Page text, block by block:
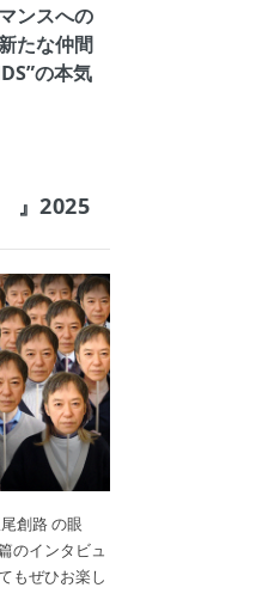
ンスへの
たな仲間
の本気
』2025
創路 の眼
のインタビュ
もぜひお楽し